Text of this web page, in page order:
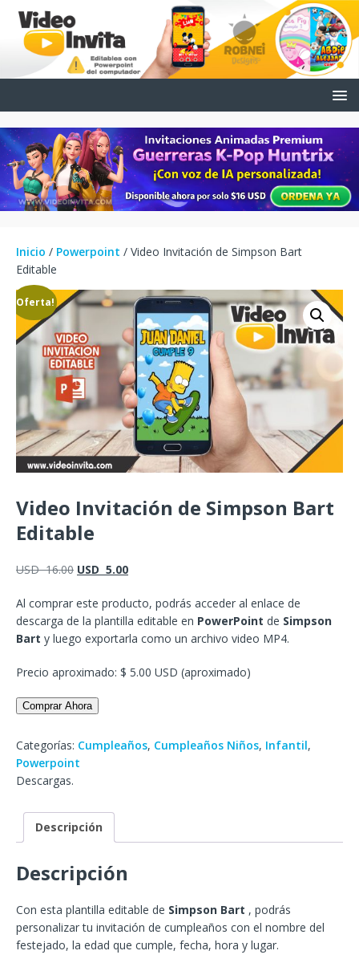
Inicio / Powerpoint / Video Invitación de Simpson Bart
Editable
¡Oferta!
Video Invitación de Simpson Bart
Editable
USD16.00 USD 5.00
Al comprar este producto, podrás acceder al enlace de
descarga de la plantilla editable en PowerPoint de Simpson
Bart y luego exportarla como un archivo video MP4.
Precio aproximado: $ 5.00 USD (aproximado)
Comprar Ahora
Categorías: Cumpleaños, Cumpleaños Niños, Infantil,
Powerpoint
Descargas.
Descripción
Descripción
Con esta plantilla editable de Simpson Bart , podrás
personalizar tu invitación de cumpleaños con el nombre del
festejado, la edad que cumple, fecha, hora y lugar.